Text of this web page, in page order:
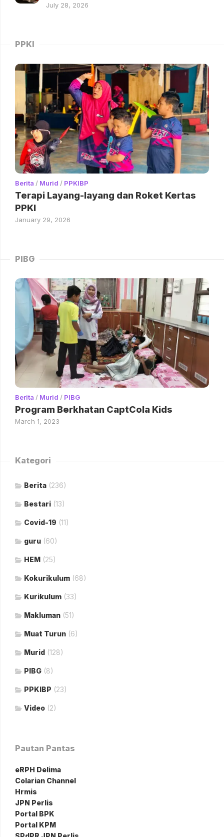
July 28, 2026
PPKI
Berita / Murid / PPKIBP
Terapi Layang-layang dan Roket Kertas
PPKI
January 29, 2026
PIBG
Berita / Murid / PIBG
Program Berkhatan CaptCola Kids
March 1, 2023
Kategori
Berita (236)
Bestari (13)
Covid-19 (11)
guru (60)
HEM (25)
Kokurikulum (68)
Kurikulum (33)
Makluman (51)
Muat Turun (6)
Murid (128)
PIBG (8)
PPKIBP (23)
Video (2)
Pautan Pantas
eRPH Delima
Colarian Channel
Hrmis
JPN Perlis
Portal BPK
Portal KPM